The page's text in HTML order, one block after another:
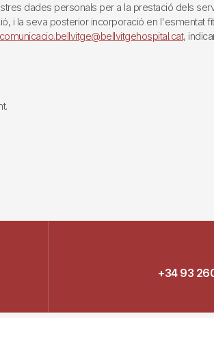
dades personals per a la prestació dels
i la seva posterior incorporació en l'esmentat
comunicacio.bellvitge@bellvitgehospital.cat,
+34 93